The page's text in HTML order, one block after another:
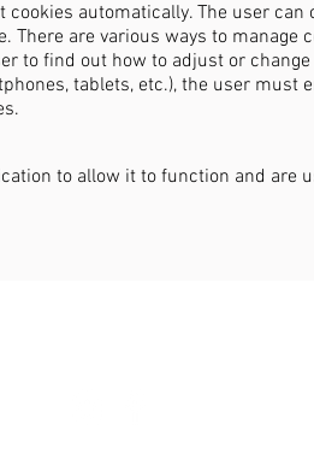
automatically. The user
are various ways to manage
to find out how to adjust or
tablets, etc.), the user must
to allow it to function and are